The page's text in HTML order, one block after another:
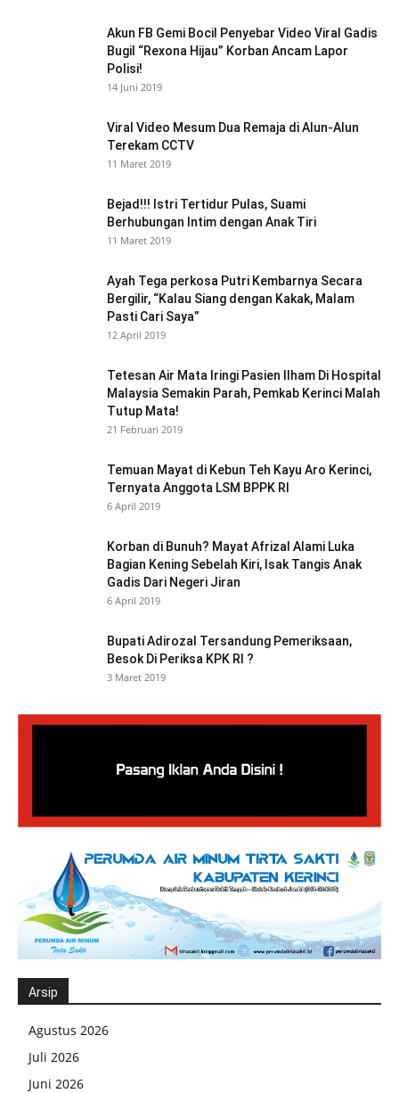
Akun FB Gemi Bocil Penyebar Video Viral Gadis
Bugil “Rexona Hijau” Korban Ancam Lapor
Polisi!
14 Juni 2019
Viral Video Mesum Dua Remaja di Alun-Alun
Terekam CCTV
11 Maret 2019
Bejad!!! Istri Tertidur Pulas, Suami
Berhubungan Intim dengan Anak Tiri
11 Maret 2019
Ayah Tega perkosa Putri Kembarnya Secara
Bergilir, “Kalau Siang dengan Kakak, Malam
Pasti Cari Saya”
12 April 2019
Tetesan Air Mata Iringi Pasien Ilham Di Hospital
Malaysia Semakin Parah, Pemkab Kerinci Malah
Tutup Mata!
21 Februari 2019
Temuan Mayat di Kebun Teh Kayu Aro Kerinci,
Ternyata Anggota LSM BPPK RI
6 April 2019
Korban di Bunuh? Mayat Afrizal Alami Luka
Bagian Kening Sebelah Kiri, Isak Tangis Anak
Gadis Dari Negeri Jiran
6 April 2019
Bupati Adirozal Tersandung Pemeriksaan,
Besok Di Periksa KPK RI ?
3 Maret 2019
Arsip
Agustus 2026
Juli 2026
Juni 2026